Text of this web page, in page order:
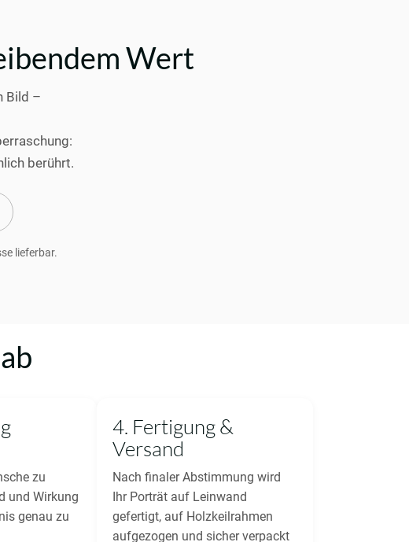
Wert
Bild –
berührt.
lieferbar.
zu
und Wirkung
genau zu
4. Fertigung &
Versand
Nach finaler Abstimmung wird
Ihr Porträt auf Leinwand
gefertigt, auf Holzkeilrahmen
aufgezogen und sicher verpackt